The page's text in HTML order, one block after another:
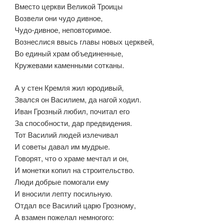
Вместо церкви Великой Троицы
Возвели они чудо дивное,
Чудо-дивное, неповторимое.
Вознеслися ввысь главы новых церквей,
Во единый храм объединенные,
Кружевами каменными сотканы.
А у стен Кремля жил юродивый,
Звался он Василием, да нагой ходил.
Иван Грозный любил, почитал его
За способности, дар предвидения.
Тот Василий людей излечивал
И советы давал им мудрые.
Говорят, что о храме мечтал и он,
И монетки копил на строительство.
Люди добрые помогали ему
И вносили лепту посильную.
Отдал все Василий царю Грозному,
А взамен пожелал немногого: